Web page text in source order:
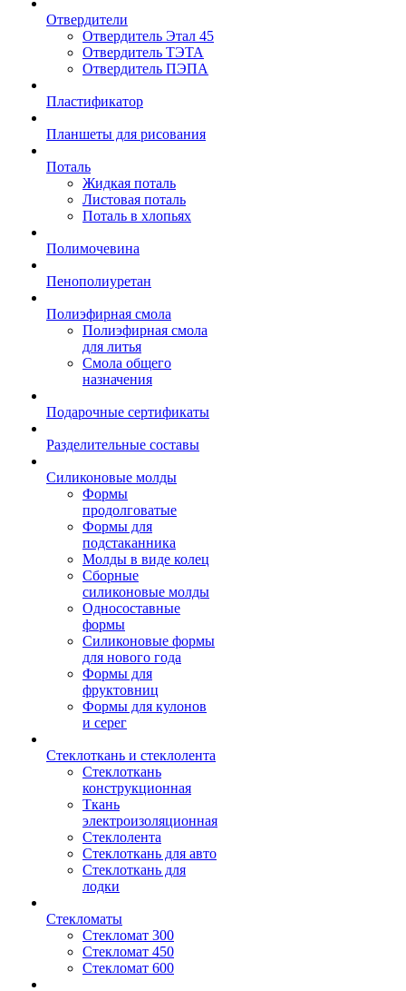
Отвердители
Отвердитель Этал 45
Отвердитель ТЭТА
Отвердитель ПЭПА
Пластификатор
Планшеты для рисования
Поталь
Жидкая поталь
Листовая поталь
Поталь в хлопьях
Полимочевина
Пенополиуретан
Полиэфирная смола
Полиэфирная смола
для литья
Смола общего
назначения
Подарочные сертификаты
Разделительные составы
Силиконовые молды
Формы
продолговатые
Формы для
подстаканника
Молды в виде колец
Сборные
силиконовые молды
Односоставные
формы
Силиконовые формы
для нового года
Формы для
фруктовниц
Формы для кулонов
и серег
Стеклоткань и стеклолента
Стеклоткань
конструкционная
Ткань
электроизоляционная
Стеклолента
Стеклоткань для авто
Стеклоткань для
лодки
Стекломаты
Стекломат 300
Стекломат 450
Стекломат 600